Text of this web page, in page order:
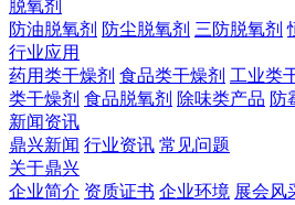
脱氧剂
防油脱氧剂 防尘脱氧剂 三防脱氧剂
行业应用
药用类干燥剂 食品类干燥剂 工业类
类干燥剂 食品脱氧剂 除味类产品 防
新闻资讯
鼎兴新闻 行业资讯 常见问题
关于鼎兴
企业简介 资质证书 企业环境 展会风